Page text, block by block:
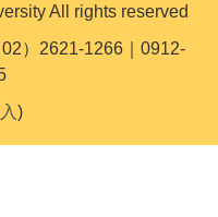
All rights reserved
）2621-1266｜0912-
)